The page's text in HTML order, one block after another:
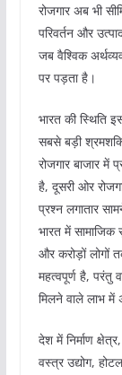
रोजगार अब भी
परिवर्तन और
जब वैश्विक
पर पड़ता है।
भारत की स्थिति
सबसे बड़ी
रोजगार बाजार
है, दूसरी ओर
प्रश्न लगातार
भारत में
और करोड़ों लोगों
महत्वपूर्ण है, परंतु
मिलने वाले लाभ में
देश में निर्माण
वस्त्र उद्योग,